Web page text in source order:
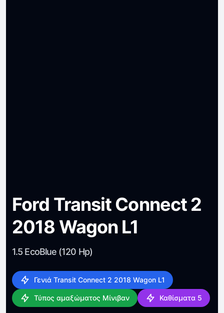
Ford Transit Connect 2
2018 Wagon L1
1.5 EcoBlue (120 Hp)
Γενιά Transit Connect 2 2018 Wagon L1
Τύπος αμαξώματος Μίνιβαν Καθίσματα 5